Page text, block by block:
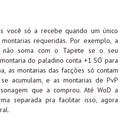
você só a recebe quando um único
requeridas. Por exemplo, a
não soma com o Tapete se o seu
do paladino conta +1 SÓ para
as montarias das facções só contam
acumulam, e as montarias de PvP
que a comprou. Até WoD a
separada pra facilitar isso, agora